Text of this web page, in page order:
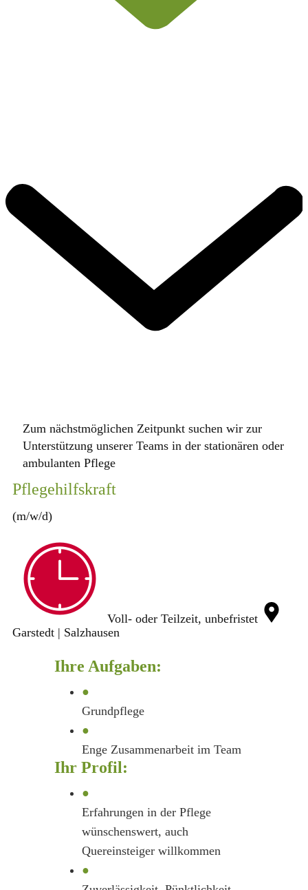
Zum nächstmöglichen Zeitpunkt suchen wir zur
Unterstützung unserer Teams in der stationären oder
ambulanten Pflege
Pflegehilfskraft
(m/w/d)
Voll- oder Teilzeit, unbefristet
Garstedt | Salzhausen
Ihre Aufgaben:
●
Grundpflege
●
Enge Zusammenarbeit im Team
Ihr Profil:
●
Erfahrungen in der Pflege
wünschenswert, auch
Quereinsteiger willkommen
●